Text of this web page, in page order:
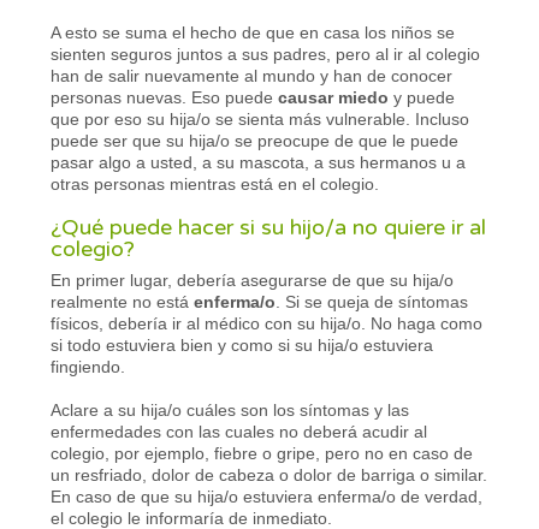
A esto se suma el hecho de que en casa los niños se
sienten seguros juntos a sus padres, pero al ir al colegio
han de salir nuevamente al mundo y han de conocer
personas nuevas. Eso puedecausar miedo y puede
que por eso su hija/o se sienta más vulnerable. Incluso
puede ser que su hija/o se preocupe de que le puede
pasar algo a usted, a su mascota, a sus hermanos u a
otras personas mientras está en el colegio.
¿Qué puede hacer si su hijo/a no quiere ir al
colegio?
En primer lugar, debería asegurarse de que su hija/o
realmente no estáenferma/o . Si se queja de síntomas
físicos, debería ir al médico con su hija/o. No haga como
si todo estuviera bien y como si su hija/o estuviera
fingiendo.
Aclare a su hija/o cuáles son los síntomas y las
enfermedades con las cuales no deberá acudir al
colegio, por ejemplo, fiebre o gripe, pero no en caso de
un resfriado, dolor de cabeza o dolor de barriga o similar.
En caso de que su hija/o estuviera enferma/o de verdad,
el colegio le informaría de inmediato.